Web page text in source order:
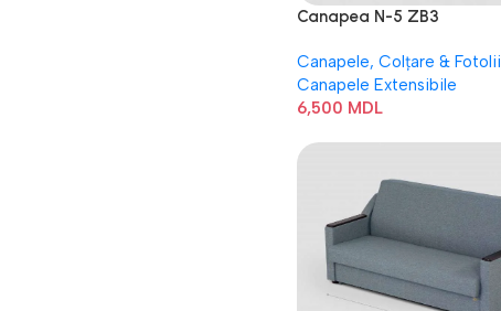
Canapea N-5 ZB3
Canapele, Colțare & Fotolii
Canapele Extensibile
6,500 MDL